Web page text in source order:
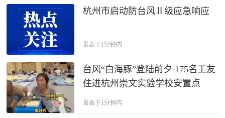
杭州市启动防台风Ⅱ级应急响应
发表于1分钟内
台风“白海豚”登陆前夕 175名工友
住进杭州崇文实验学校安置点
发表于1分钟内